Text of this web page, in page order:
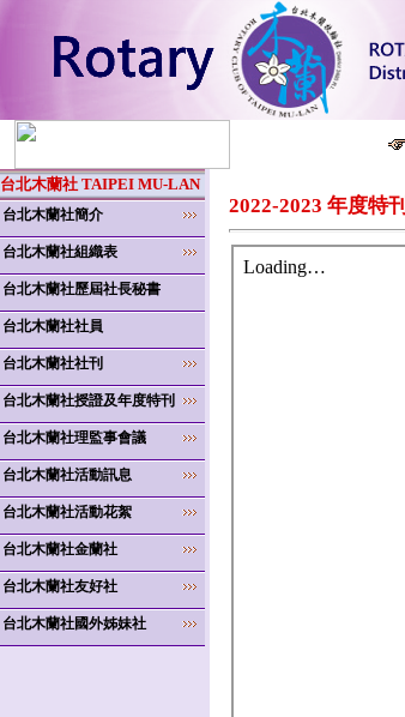
台北木蘭社 TAIPEI MU-LAN
台北木蘭社簡介
台北木蘭社組織表
台北木蘭社歷屆社長秘書
台北木蘭社社員
台北木蘭社社刊
台北木蘭社授證及年度特刊
台北木蘭社理監事會議
台北木蘭社活動訊息
台北木蘭社活動花絮
台北木蘭社金蘭社
台北木蘭社友好社
台北木蘭社國外姊妹社
2022-2023 年度特刊